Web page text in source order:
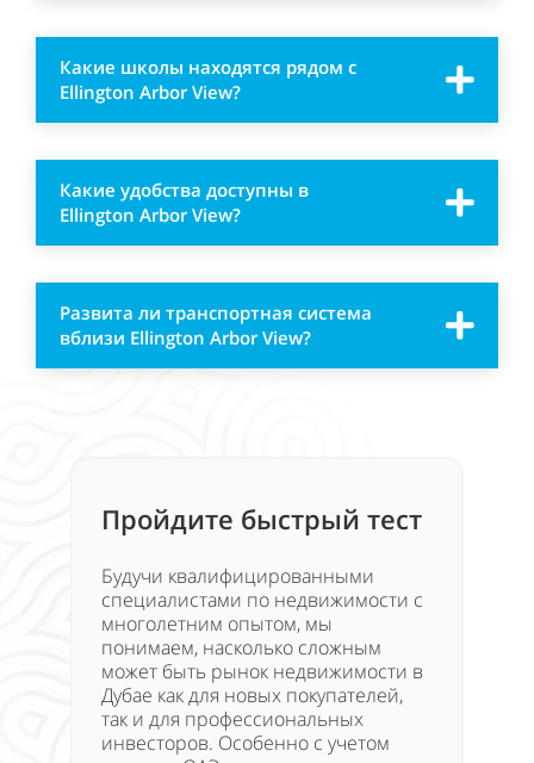
Какие школы находятся рядом с
Ellington Arbor View?
Какие удобства доступны в
Ellington Arbor View?
Развита ли транспортная система
вблизи Ellington Arbor View?
Пройдите быстрый тест
Будучи квалифицированными
специалистами по недвижимости с
многолетним опытом, мы
понимаем, насколько сложным
может быть рынок недвижимости в
Дубае как для новых покупателей,
так и для профессиональных
инвесторов. Особенно с учетом